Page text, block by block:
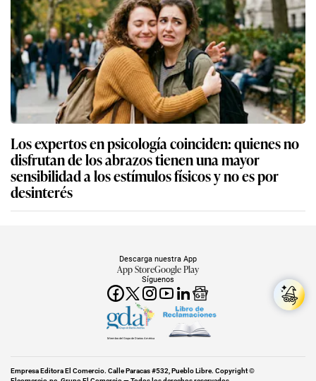
Los expertos en psicología coinciden: quienes no
disfrutan de los abrazos tienen una mayor
sensibilidad a los estímulos físicos y no es por
desinterés
Síguenos
Descarga nuestra App
App StoreGoogle Play
Miembro del Grupo de Diarios América
Empresa Editora El Comercio. Calle Paracas #532, Pueblo Libre. Copyright ©